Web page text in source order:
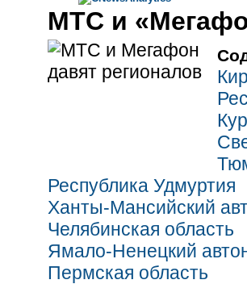
МТС и
Республика Удмуртия
Ханты-Мансийский
Челябинская область
Ямало-Ненецкий
Пермская область